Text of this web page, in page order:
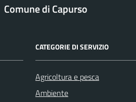
Comune di Capurso
CATEGORIE DI SERVIZIO
Agricoltura e pesca
Ambiente